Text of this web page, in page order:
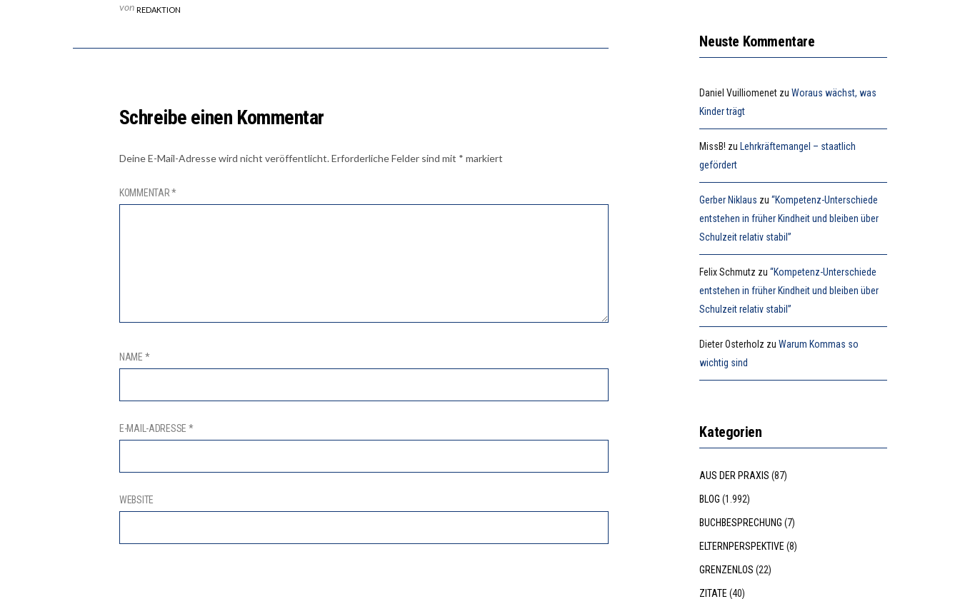
von REDAKTION
Schreibe einen Kommentar
Deine E-Mail-Adresse wird nicht veröffentlicht.Erforderliche Felder sind mit * markiert
KOMMENTAR*
NAME *
E-MAIL-ADRESSE *
WEBSITE
Neuste Kommentare
Daniel Vuilliomenet zuWoraus wächst, was
Kinder trägt
MissB! zu Lehrkräftemangel – staatlich
gefördert
Gerber Niklaus zu“Kompetenz-Unterschiede
entstehen in früher Kindheit und bleiben über
Schulzeit relativ stabil”
Felix Schmutz zu“Kompetenz-Unterschiede
entstehen in früher Kindheit und bleiben über
Schulzeit relativ stabil”
Dieter Osterholz zuWarum Kommas so
wichtig sind
Kategorien
AUS DER PRAXIS (87)
BLOG (1.992)
BUCHBESPRECHUNG (7)
ELTERNPERSPEKTIVE(8)
GRENZENLOS (22)
ZITATE(40)